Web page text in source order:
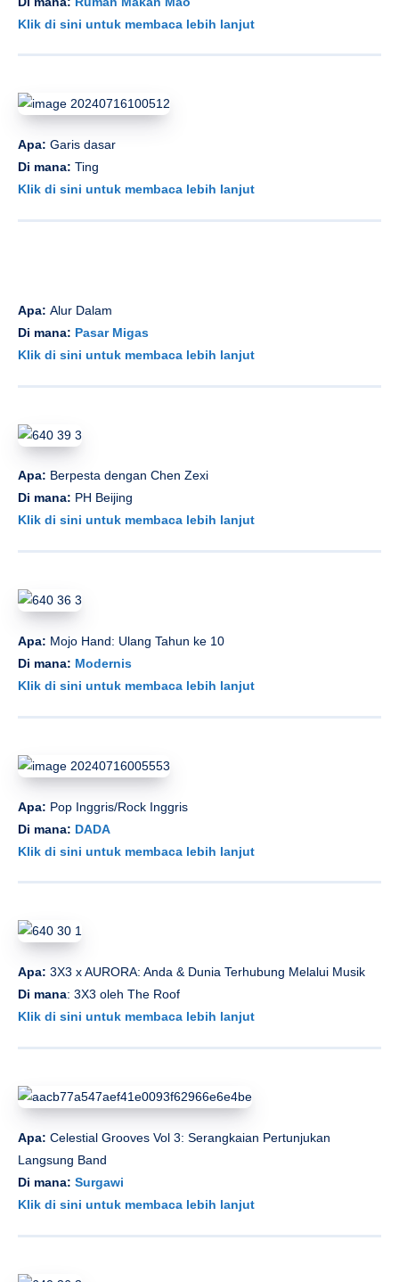
Klik di sini untuk membaca lebih lanjut
Apa: Garis dasar
Di mana: Ting
Klik di sini untuk membaca lebih lanjut
Apa: Alur Dalam
Di mana: Pasar Migas
Klik di sini untuk membaca lebih lanjut
Apa: Berpesta dengan Chen Zexi
Di mana: PH Beijing
Klik di sini untuk membaca lebih lanjut
Apa: Mojo Hand: Ulang Tahun ke 10
Di mana: Modernis
Klik di sini untuk membaca lebih lanjut
Apa: Pop Inggris/Rock Inggris
Di mana: DADA
Klik di sini untuk membaca lebih lanjut
Apa: 3X3 x AURORA: Anda & Dunia Terhubung Melalui Musik
Di mana: 3X3 oleh The Roof
Klik di sini untuk membaca lebih lanjut
Apa: Celestial Grooves Vol 3: Serangkaian Pertunjukan
Langsung Band
Di mana: Surgawi
Klik di sini untuk membaca lebih lanjut